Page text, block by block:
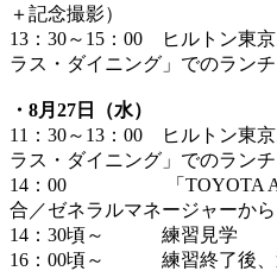
＋記念撮影）
13：30～15：00 ヒルトン東
ラス・ダイニング」でのランチ
・8月27日（水）
11：30～13：00 ヒルトン東
ラス・ダイニング」でのランチ
14：00 「TOYOTA
合／ゼネラルマネージャーか
14：30頃～ 練習見学
16：00頃～ 練習終了後、